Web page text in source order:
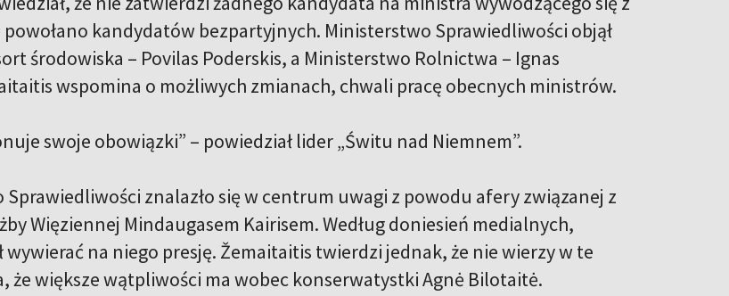
kandydatów bezpartyjnych. Ministerstwo Sprawiedliwości objął
środowiska – Povilas Poderskis, a Ministerstwo Rolnictwa – Ignas
wspomina o możliwych zmianach, chwali pracę obecnych ministrów.
swoje obowiązki” – powiedział lider „Świtu nad Niemnem”.
znalazło się w centrum uwagi z powodu afery związanej z
Więziennej Mindaugasem Kairisem. Według doniesień medialnych,
wywierać na niego presję. Žemaitaitis twierdzi jednak, że nie wierzy w te
że większe wątpliwości ma wobec konserwatystki Agnė Bilotaitė.